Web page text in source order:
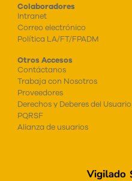
Colaboradores
Intranet
Correo electrónico
Política LA/FT/FPADM
Otros Accesos
Contáctanos
Trabaja con Nosotros
Proveedores
Derechos y Deberes del Usuario
PQRSF
Alianza de usuarios